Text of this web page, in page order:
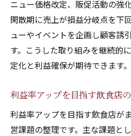
ニュー価格改定、販促活動の強
閑散期に売上が損益分岐点を下
ューやイベントを企画し顧客誘
す。こうした取り組みを継続的
定化と利益確保が期待できます。
利益率アップを目指す飲食店
利益率アップを目指す飲食店が
営課題の整理です。主な課題と